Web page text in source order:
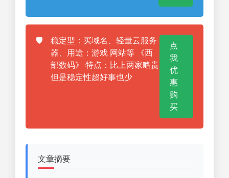
🛡️
稳定型：买域名、轻量云服务
器、用途：游戏 网站等 《西
部数码》 特点：比上两家略贵
但是稳定性超好事也少
点
我
优
惠
购
买
文章摘要